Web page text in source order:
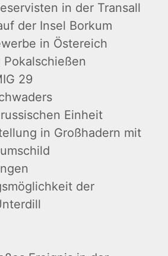
in der Transall
der Insel Borkum
in Östereich
29
Einheit
in Großhadern mit
der